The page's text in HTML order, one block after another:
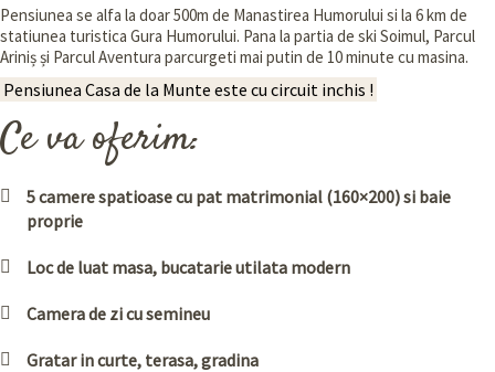
Pensiunea se alfa la doar 500m de Manastirea Humorului si la 6 km de
statiunea turistica Gura Humorului. Pana la partia de ski Soimul, Parcul
Ariniș și Parcul Aventura parcurgeti mai putin de 10 minute cu masina.
Pensiunea Casa de la Munte este cu circuit inchis !
Ce va oferim:
5 camere spatioase cu pat matrimonial (160×200) si baie
proprie
Loc de luat masa, bucatarie utilata modern
Camera de zi cu semineu
Gratar in curte, terasa, gradina